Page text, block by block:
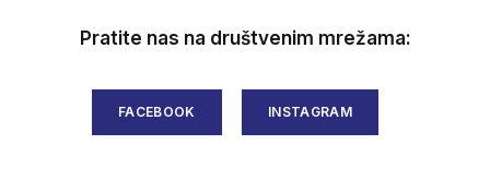
Pratite nas na društvenim mrežama:
FACEBOOK INSTAGRAM